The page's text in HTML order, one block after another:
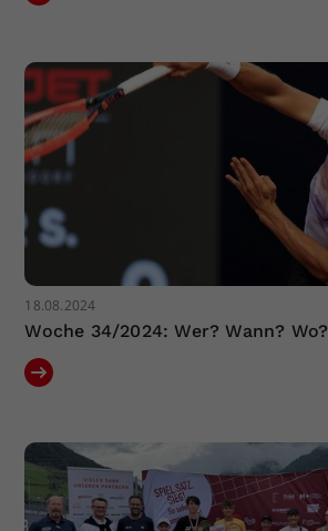
18.08.2024
Woche 34/2024: Wer? Wann? Wo?